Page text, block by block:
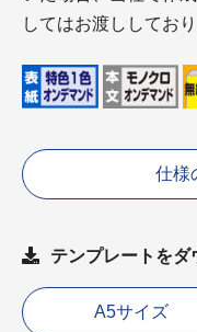
してはお渡ししており
仕様
テンプレートをダ
A5サイズ